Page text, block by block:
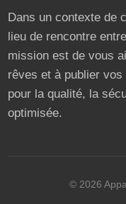
Dans un contexte de
lieu de rencontre
mission est de vous
rêves et à publier
pour la qualité, la
optimisée.
© 2026